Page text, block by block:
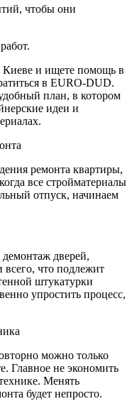
чтобы они
Киеве и ищете помощь в
в EURO-DUD.
план, в котором
идеи и
ремонта квартиры,
все стройматериалы
отпуск, начинаем
дверей,
всего, что подлежит
штукатурки
упростить процесс,
можно только
Главное не экономить
Менять
будет непросто.